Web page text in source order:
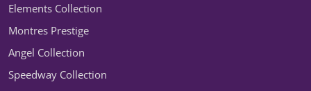
Elements Collection
Montres Prestige
Angel Collection
Speedway Collection